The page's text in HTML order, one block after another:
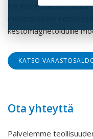
KB Electronicsin
moottoreiden
kestomagnetoiduille
KATSO
Ota yhteyttä
Palvelemme